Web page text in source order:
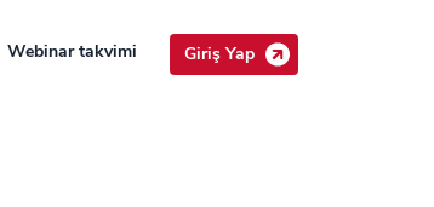
Webinar takvimi Giriş Yap